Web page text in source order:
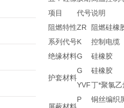
项目
代号说明
阻燃特性ZR
阻燃硅橡
系列代号K
控制电缆
绝缘材料G 硅橡胶
护套材料
G
硅橡胶
YVF丁*聚氯乙
P
铜丝编织